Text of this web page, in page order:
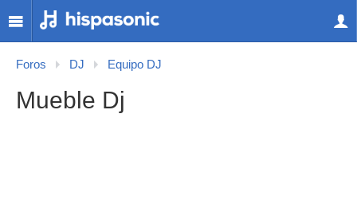
Foros DJ Equipo DJ
Mueble Dj